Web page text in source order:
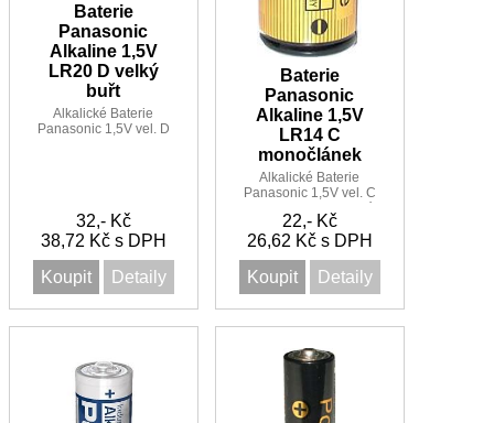
Baterie
Panasonic
Alkaline 1,5V
LR20 D velký
buřt
Alkalické Baterie
Panasonic 1,5V vel. D
32,- Kč
38,72 Kč s DPH
Koupit
Detaily
Baterie
Panasonic
Alkaline 1,5V
LR14 C
monočlánek
Alkalické Baterie
Panasonic 1,5V vel. C
LR14 Industry - volné
balení
22,- Kč
26,62 Kč s DPH
Koupit
Detaily